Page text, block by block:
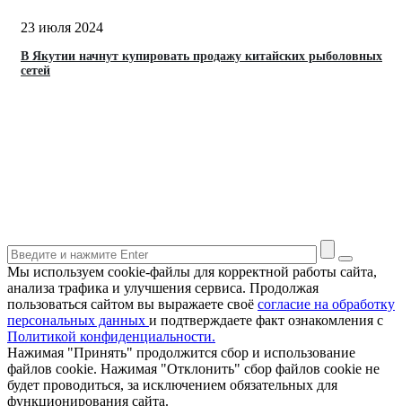
23 июля 2024
В Якутии начнут купировать продажу китайских рыболовных
сетей
Мы используем cookie-файлы для корректной работы сайта,
анализа трафика и улучшения сервиса. Продолжая
пользоваться сайтом вы выражаете своё согласие на обработку
персональных данных и подтверждаете факт ознакомления с
Политикой конфиденциальности.
Нажимая "Принять" продолжится сбор и использование
файлов cookie. Нажимая "Отклонить" сбор файлов cookie не
будет проводиться, за исключением обязательных для
функционирования сайта.